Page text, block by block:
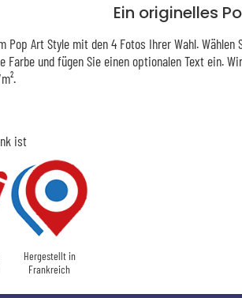
Ein originelles
Art Style mit den 4 Fotos Ihrer Wahl. Wählen
Farbe und fügen Sie einen optionalen Text ein. Wir
ist
Hergestellt in
Frankreich